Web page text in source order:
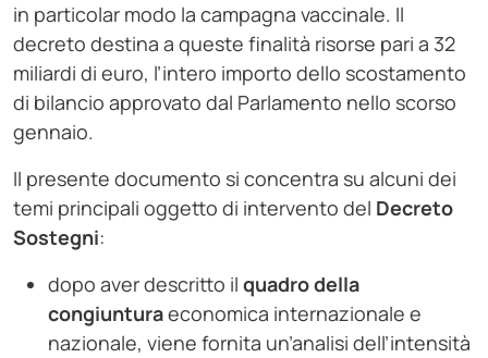
in particolar modo la campagna vaccinale. Il
decreto destina a queste finalità risorse pari a 32
miliardi di euro, l’intero importo dello scostamento
di bilancio approvato dal Parlamento nello scorso
gennaio.
Il presente documento si concentra su alcuni dei
temi principali oggetto di intervento del Decreto
Sostegni:
dopo aver descritto il quadro della
congiunturaeconomica internazionale e
nazionale, viene fornita un’analisi dell’intensità